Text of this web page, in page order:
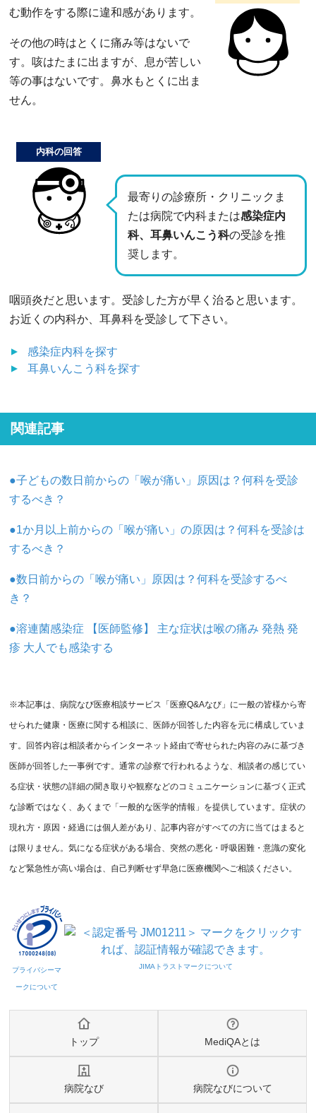
む動作をする際に違和感があります。
その他の時はとくに痛み等はないで
す。咳はたまに出ますが、息が苦しい
等の事はないです。鼻水もとくに出ま
せん。
最寄りの診療所・クリニックま
たは病院で内科または感染症内
科、耳鼻いんこう科の受診を推
奨します。
内科の回答
咽頭炎だと思います。受診した方が早く治ると思います。
お近くの内科か、耳鼻科を受診して下さい。
感染症内科を探す
耳鼻いんこう科を探す
関連記事
●子どもの数日前からの「喉が痛い」原因は？何科を受診
するべき？
●1か月以上前からの「喉が痛い」の原因は？何科を受診は
するべき？
●数日前からの「喉が痛い」原因は？何科を受診するべ
き？
●溶連菌感染症 【医師監修】 主な症状は喉の痛み 発熱 発
疹 大人でも感染する
※本記事は、病院なび医療相談サービス「医療Q&Aなび」に一般の皆様から寄
せられた健康・医療に関する相談に、医師が回答した内容を元に構成していま
す。回答内容は相談者からインターネット経由で寄せられた内容のみに基づき
医師が回答した一事例です。通常の診察で行われるような、相談者の感じてい
る症状・状態の詳細の聞き取りや観察などのコミュニケーションに基づく正式
な診断ではなく、あくまで「一般的な医学的情報」を提供しています。症状の
現れ方・原因・経過には個人差があり、記事内容がすべての方に当てはまると
は限りません。気になる症状がある場合、突然の悪化・呼吸困難・意識の変化
など緊急性が高い場合は、自己判断せず早急に医療機関へご相談ください。
トップ MediQAとは
病院なび 病院なびについて